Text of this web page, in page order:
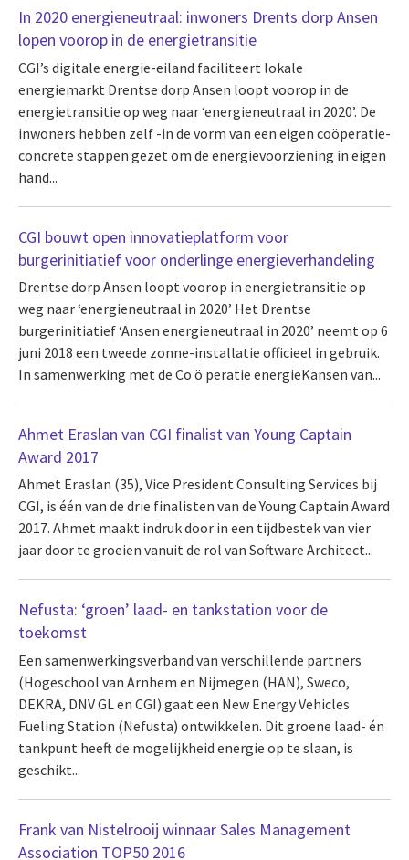
In 2020 energieneutraal: inwoners Drents dorp Ansen
lopen voorop in de energietransitie
CGI’s digitale energie-eiland faciliteert lokale
energiemarkt Drentse dorp Ansen loopt voorop in de
energietransitie op weg naar ‘energieneutraal in 2020’. De
inwoners hebben zelf -in de vorm van een eigen coöperatie-
concrete stappen gezet om de energievoorziening in eigen
hand...
CGI bouwt open innovatieplatform voor
burgerinitiatief voor onderlinge energieverhandeling
Drentse dorp Ansen loopt voorop in energietransitie op
weg naar ‘energieneutraal in 2020’ Het Drentse
burgerinitiatief ‘Ansen energieneutraal in 2020’ neemt op 6
juni 2018 een tweede zonne-installatie officieel in gebruik.
In samenwerking met de Co ö peratie energieKansen van...
Ahmet Eraslan van CGI finalist van Young Captain
Award 2017
Ahmet Eraslan (35), Vice President Consulting Services bij
CGI, is één van de drie finalisten van de Young Captain Award
2017. Ahmet maakt indruk door in een tijdbestek van vier
jaar door te groeien vanuit de rol van Software Architect...
Nefusta: ‘groen’ laad- en tankstation voor de
toekomst
Een samenwerkingsverband van verschillende partners
(Hogeschool van Arnhem en Nijmegen (HAN), Sweco,
DEKRA, DNV GL en CGI) gaat een New Energy Vehicles
Fueling Station (Nefusta) ontwikkelen. Dit groene laad- én
tankpunt heeft de mogelijkheid energie op te slaan, is
geschikt...
Frank van Nistelrooij winnaar Sales Management
Association TOP50 2016